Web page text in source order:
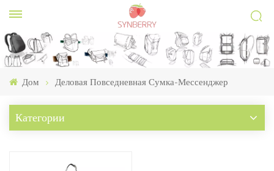
Дом Деловая Повседневная Сумка-Мессенджер
Категории